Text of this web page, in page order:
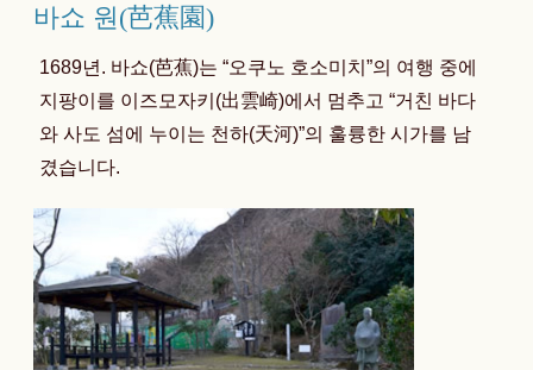
바쇼 원(芭蕉園)
1689년. 바쇼(芭蕉)는 “오쿠노 호소미치”의 여행 중에
지팡이를 이즈모자키(出雲崎)에서 멈추고 “거친 바다
와 사도 섬에 누이는 천하(天河)”의 훌륭한 시가를 남
겼습니다.